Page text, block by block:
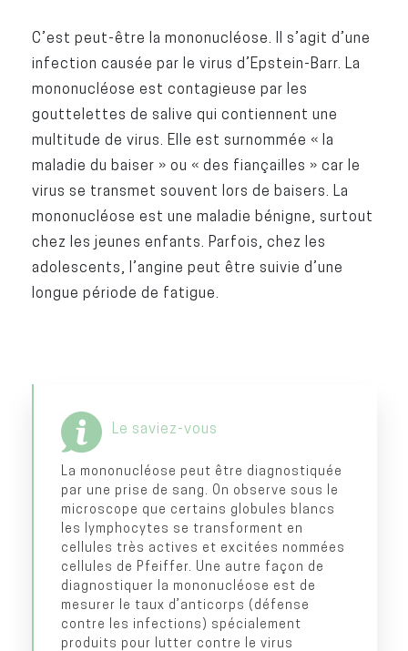
C’est peut-être la mononucléose. Il s’agit d’une
infection causée par le virus d’Epstein-Barr. La
mononucléose est contagieuse par les
gouttelettes de salive qui contiennent une
multitude de virus. Elle est surnommée « la
maladie du baiser » ou « des fiançailles » car le
virus se transmet souvent lors de baisers. La
mononucléose est une maladie bénigne, surtout
chez les jeunes enfants. Parfois, chez les
adolescents, l’angine peut être suivie d’une
longue période de fatigue.
Le saviez-vous
La mononucléose peut être diagnostiquée
par une prise de sang. On observe sous le
microscope que certains globules blancs
les lymphocytes se transforment en
cellules très actives et excitées nommées
cellules de Pfeiffer. Une autre façon de
diagnostiquer la mononucléose est de
mesurer le taux d’anticorps (défense
contre les infections) spécialement
produits pour lutter contre le virus